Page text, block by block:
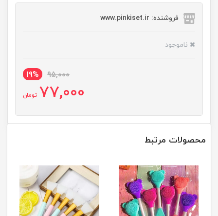
فروشنده: www.pinkiset.ir
ناموجود
95,000
19%
77,000 تومان
محصولات مرتبط